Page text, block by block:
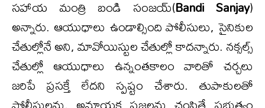
సహాయ మంత్రి బండి సంజయ్(Bandi Sanjay)
అన్నారు. ఆయుధాలు ఉండాల్సింది పోలీసులు, సైనికుల
చేతుల్లోనే అని, మావోయిస్టుల చేతుల్లో కాదన్నారు. నక్సల్స్
చేతుల్లో ఆయుధాలు ఉన్నంతకాలం వారితో చర్చలు
జరిపే ప్రసక్తే లేదని స్పష్టం చేశారు. తుపాకులతో